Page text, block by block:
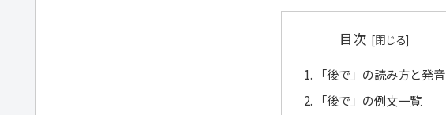
目次
「後で」の読み方と発音
「後で」の例文一覧